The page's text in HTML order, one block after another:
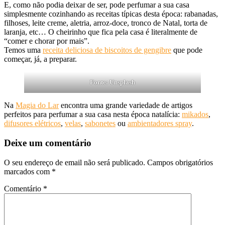
E, como não podia deixar de ser, pode perfumar a sua casa
simplesmente cozinhando as receitas típicas desta época: rabanadas,
filhoses, leite creme, aletria, arroz-doce, tronco de Natal, torta de
laranja, etc… O cheirinho que fica pela casa é literalmente de
“comer e chorar por mais”.
Temos uma receita deliciosa de biscoitos de gengibre que pode
começar, já, a preparar.
Fonte: Unsplash
Na Magia do Larencontra uma grande variedade de artigos
perfeitos para perfumar a sua casa nesta época natalícia: mikados,
difusores elétricos, velas, sabonetes ou ambientadores spray.
Deixe um comentário
O seu endereço de email não será publicado. Campos obrigatórios
marcados com *
Comentário *